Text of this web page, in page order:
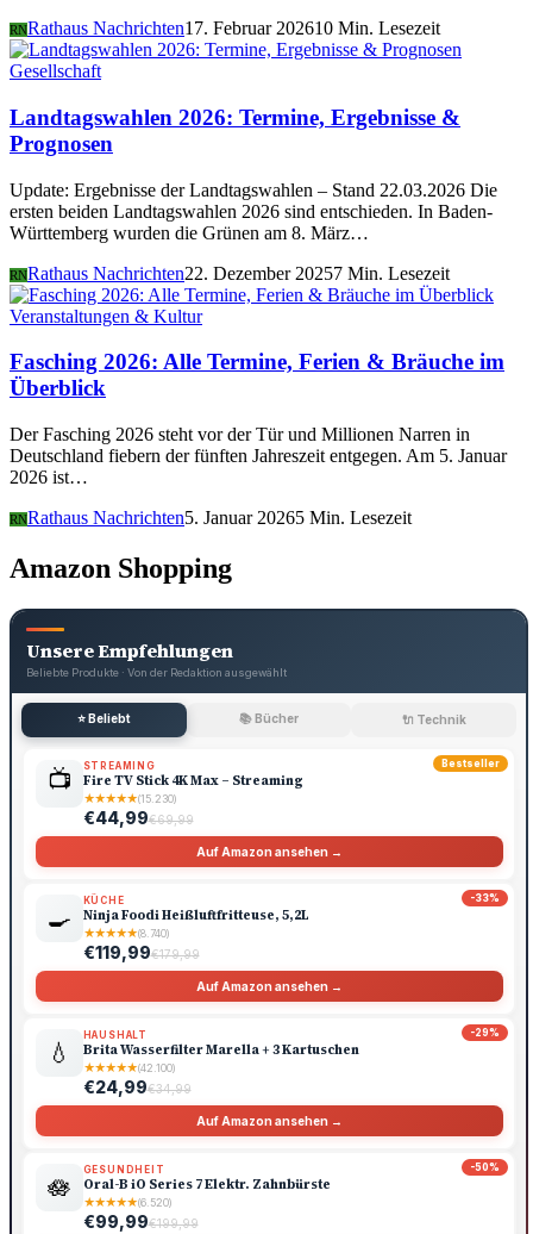
RNRathaus Nachrichten17. Februar 202610 Min. Lesezeit
Gesellschaft
Landtagswahlen 2026: Termine, Ergebnisse &
Prognosen
Update: Ergebnisse der Landtagswahlen – Stand 22.03.2026 Die
ersten beiden Landtagswahlen 2026 sind entschieden. In Baden-
Württemberg wurden die Grünen am 8. März…
RNRathaus Nachrichten22. Dezember 20257 Min. Lesezeit
Veranstaltungen & Kultur
Fasching 2026: Alle Termine, Ferien & Bräuche im
Überblick
Der Fasching 2026 steht vor der Tür und Millionen Narren in
Deutschland fiebern der fünften Jahreszeit entgegen. Am 5. Januar
2026 ist…
RNRathaus Nachrichten5. Januar 20265 Min. Lesezeit
Amazon Shopping
Unsere Empfehlungen
Beliebte Produkte · Von der Redaktion ausgewählt
⭐ Beliebt 📚 Bücher 🔌 Technik
Bestseller
📺 STREAMING
Fire TV Stick 4K Max – Streaming
★★★★★(15.230)
€44,99€69,99
Auf Amazon ansehen →
-33%
🍳
KÜCHE
Ninja Foodi Heißluftfritteuse, 5,2L
★★★★★(8.740)
€119,99€179,99
Auf Amazon ansehen →
-29%
💧
HAUSHALT
Brita Wasserfilter Marella + 3 Kartuschen
★★★★★(42.100)
€24,99€34,99
Auf Amazon ansehen →
-50%
🪷
GESUNDHEIT
Oral-B iO Series 7 Elektr. Zahnbürste
★★★★★(6.520)
€99,99€199,99